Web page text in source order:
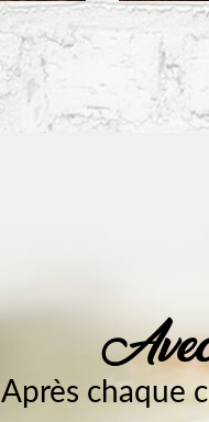
Après chaque